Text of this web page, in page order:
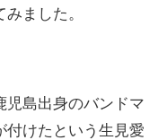
ました。
児島出身のバンドマ
付けたという生見愛